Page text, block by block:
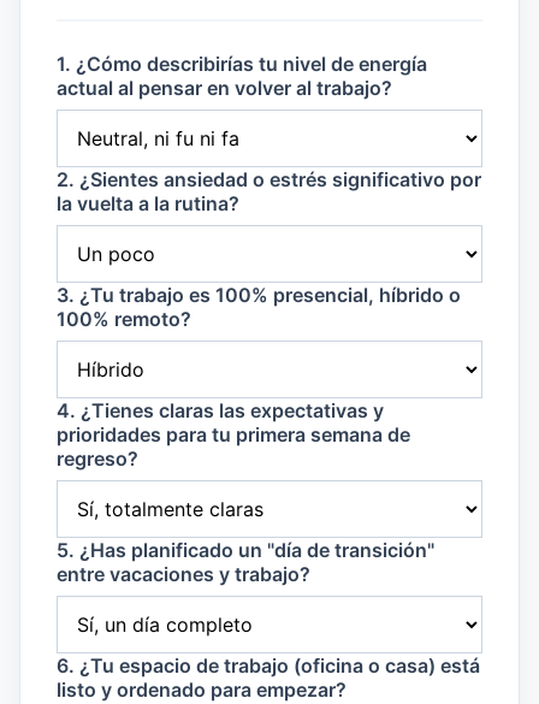
1. ¿Cómo describirías tu nivel de energía
actual al pensar en volver al trabajo?
2. ¿Sientes ansiedad o estrés significativo por
la vuelta a la rutina?
3. ¿Tu trabajo es 100% presencial, híbrido o
100% remoto?
4. ¿Tienes claras las expectativas y
prioridades para tu primera semana de
regreso?
5. ¿Has planificado un "día de transición"
entre vacaciones y trabajo?
6. ¿Tu espacio de trabajo (oficina o casa) está
listo y ordenado para empezar?